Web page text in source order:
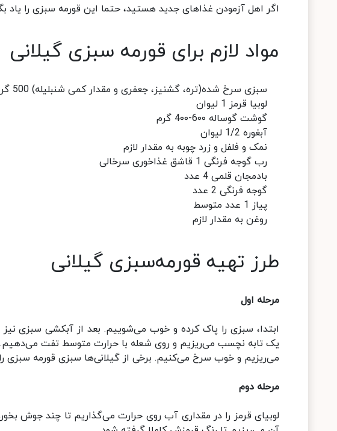
اگر اهل آزمودن غذاهای جدید هستید، حتما این قورمه سبزی را یاد
مواد لازم برای قورمه سبزی گیلانی
سبزی سرخ شده(تره، گشنیز، جعفری و مقدار کمی شنبلیله) 500 گرم
لوبیا قرمز 1 لیوان
گوشت‌ گوساله 6۰۰-4۰۰ گرم
آبغوره 1/2 لیوان
نمک و فلفل و زرد چوبه به مقدار لازم
رب گوجه ‌فرنگی 1 قاشق غذاخوری سرخالی
بادمجان قلمی 4 عدد
گوجه فرنگی 2 عدد
پیاز 1 عدد متوسط
روغن به مقدار لازم
طرز تهیه قورمه‌سبزی گیلانی
مرحله اول
ابتدا، سبزی‌ را پاک کرده و خوب می‌شوییم. بعد از آبکشی سبزی‌
یک تابه نچسب می‌ریزیم و روی شعله با حرارت متوسط تفت
می‌ریزیم و خوب سرخ می‌کنیم. برخی از گیلانی‌ها سبزی قورمه سبزی
مرحله دوم
لوبیای قرمز را در مقداری آب روی حرارت می‌گذاریم تا چند جوش